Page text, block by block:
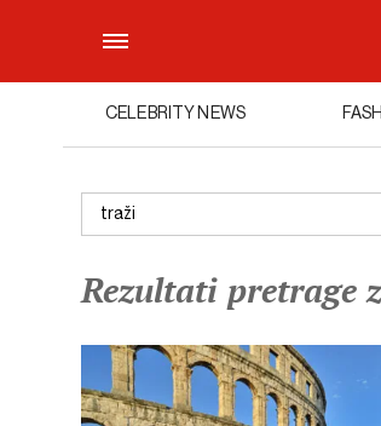
CELEBRITY NEWS
Rezultati pretrage